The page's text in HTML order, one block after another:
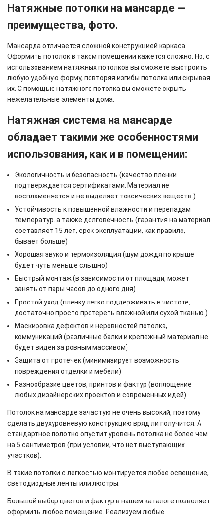
Натяжные потолки на мансарде —
преимущества, фото.
Мансарда отличается сложной конструкцией каркаса.
Оформить потолок в таком помещении кажется сложно. Но, с
использованием натяжных потолков вы сможете выстроить
любую удобную форму, повторяя изгибы потолка или скрывая
их. С помощью натяжного потолка вы сможете скрыть
нежелательные элементы дома.
Натяжная система на мансарде
обладает такими же особенностями
использования, как и в помещении:
Экологичность и безопасность (качество пленки
подтверждается сертификатами. Материал не
воспламеняется и не выделяет токсических веществ.)
Устойчивость к повышенной влажности и перепадам
температур, а также долговечность (гарантия на материал
составляет 15 лет, срок эксплуатации, как правило,
бывает больше)
Хорошая звуко и термоизоляция (шум дождя по крыше
будет чуть меньше слышно)
Быстрый монтаж (в зависимости от площади, может
занять от пары часов до одного дня)
Простой уход (пленку легко поддерживать в чистоте,
достаточно просто протереть влажной или сухой тканью.)
Маскировка дефектов и неровностей потолка,
коммуникаций (различные балки и крепежный материал не
будет виден за ровным массивом)
Защита от протечек (минимизирует возможность
повреждения отделки и мебели)
Разнообразие цветов, принтов и фактур (воплощение
любых дизайнерских проектов и современных идей)
Потолок на мансарде зачастую не очень высокий, поэтому
сделать двухуровневую конструкцию вряд ли получится. А
стандартное полотно опустит уровень потолка не более чем
на 5 сантиметров (при условии, что нет выступающих
участков).
В такие потолки с легкостью монтируется любое освещение,
светодиодные ленты или люстры.
Большой выбор цветов и фактур в нашем каталоге позволяет
оформить любое помещение. Реализуем любые